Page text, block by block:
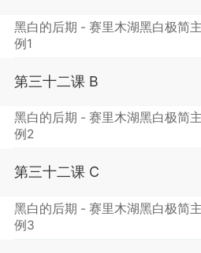
黑白的后期 - 赛里木湖黑白极简
例1
第三十二课 B
黑白的后期 - 赛里木湖黑白极简
例2
第三十二课 C
黑白的后期 - 赛里木湖黑白极简
例3